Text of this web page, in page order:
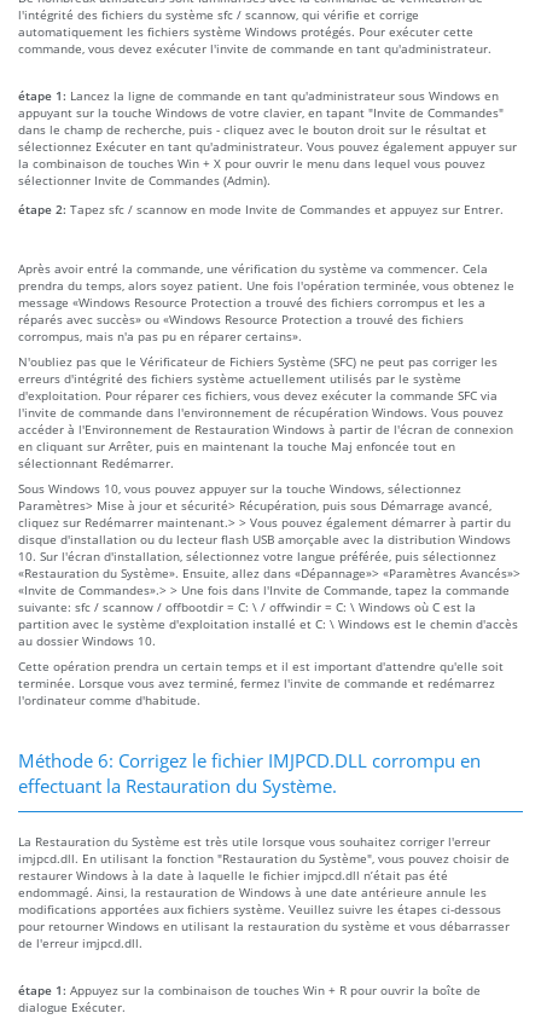
l'intégrité des fichiers du système sfc / scannow, qui vérifie et corrige
automatiquement les fichiers système Windows protégés. Pour exécuter cette
commande, vous devez exécuter l'invite de commande en tant qu'administrateur.
étape 1: Lancez la ligne de commande en tant qu'administrateur sous Windows en
appuyant sur la touche Windows de votre clavier, en tapant "Invite de Commandes"
dans le champ de recherche, puis - cliquez avec le bouton droit sur le résultat et
sélectionnez Exécuter en tant qu'administrateur. Vous pouvez également appuyer sur
la combinaison de touches Win + X pour ouvrir le menu dans lequel vous pouvez
sélectionner Invite de Commandes (Admin).
étape 2: Tapez sfc / scannow en mode Invite de Commandes et appuyez sur Entrer.
Après avoir entré la commande, une vérification du système va commencer. Cela
prendra du temps, alors soyez patient. Une fois l'opération terminée, vous obtenez le
message «Windows Resource Protection a trouvé des fichiers corrompus et les a
réparés avec succès» ou «Windows Resource Protection a trouvé des fichiers
corrompus, mais n'a pas pu en réparer certains».
N'oubliez pas que le Vérificateur de Fichiers Système (SFC) ne peut pas corriger les
erreurs d'intégrité des fichiers système actuellement utilisés par le système
d'exploitation. Pour réparer ces fichiers, vous devez exécuter la commande SFC via
l'invite de commande dans l'environnement de récupération Windows. Vous pouvez
accéder à l'Environnement de Restauration Windows à partir de l'écran de connexion
en cliquant sur Arrêter, puis en maintenant la touche Maj enfoncée tout en
sélectionnant Redémarrer.
Sous Windows 10, vous pouvez appuyer sur la touche Windows, sélectionnez
Paramètres> Mise à jour et sécurité> Récupération, puis sous Démarrage avancé,
cliquez sur Redémarrer maintenant.> > Vous pouvez également démarrer à partir du
disque d'installation ou du lecteur flash USB amorçable avec la distribution Windows
10. Sur l'écran d'installation, sélectionnez votre langue préférée, puis sélectionnez
«Restauration du Système». Ensuite, allez dans «Dépannage»> «Paramètres Avancés»>
«Invite de Commandes».> > Une fois dans l'Invite de Commande, tapez la commande
suivante: sfc / scannow / offbootdir = C: \ / offwindir = C: \ Windows où C est la
partition avec le système d'exploitation installé et C: \ Windows est le chemin d'accès
au dossier Windows 10.
Cette opération prendra un certain temps et il est important d'attendre qu'elle soit
terminée. Lorsque vous avez terminé, fermez l'invite de commande et redémarrez
l'ordinateur comme d'habitude.
Méthode 6: Corrigez le fichier IMJPCD.DLL corrompu en
effectuant la Restauration du Système.
La Restauration du Système est très utile lorsque vous souhaitez corriger l'erreur
imjpcd.dll. En utilisant la fonction "Restauration du Système", vous pouvez choisir de
restaurer Windows à la date à laquelle le fichier imjpcd.dll n’était pas été
endommagé. Ainsi, la restauration de Windows à une date antérieure annule les
modifications apportées aux fichiers système. Veuillez suivre les étapes ci-dessous
pour retourner Windows en utilisant la restauration du système et vous débarrasser
de l'erreur imjpcd.dll.
étape 1: Appuyez sur la combinaison de touches Win + R pour ouvrir la boîte de
dialogue Exécuter.